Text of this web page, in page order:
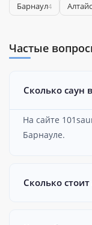
Барнаул4
Частые
Сколько саун
На сайте
Барнауле.
Сколько